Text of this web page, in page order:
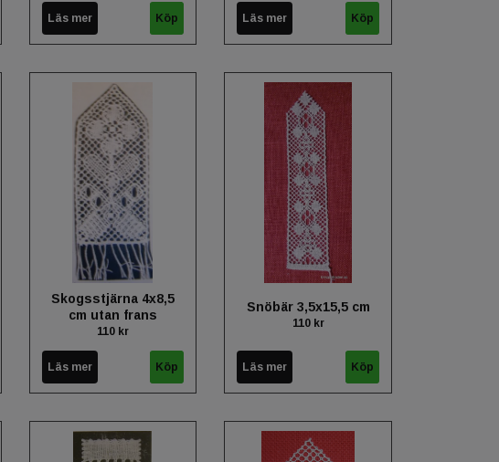
Läs mer Läs mer
Skogsstjärna 4x8,5
cm utan frans
110 kr
Läs mer
Snöbär 3,5x15,5 cm
110 kr
Läs mer